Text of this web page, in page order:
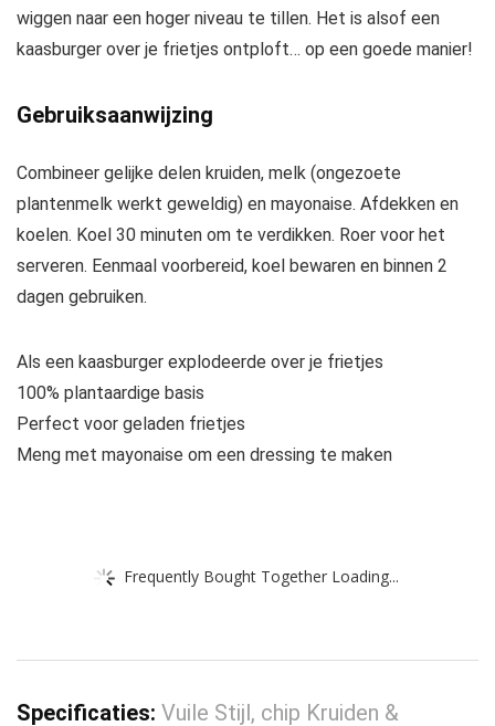
wiggen naar een hoger niveau te tillen. Het is alsof een
kaasburger over je frietjes ontploft… op een goede manier!
Gebruiksaanwijzing
Combineer gelijke delen kruiden, melk (ongezoete
plantenmelk werkt geweldig) en mayonaise. Afdekken en
koelen. Koel 30 minuten om te verdikken. Roer voor het
serveren. Eenmaal voorbereid, koel bewaren en binnen 2
dagen gebruiken.
Als een kaasburger explodeerde over je frietjes
100% plantaardige basis
Perfect voor geladen frietjes
Meng met mayonaise om een dressing te maken
Frequently Bought Together Loading...
Specificaties: Vuile Stijl, chip Kruiden &